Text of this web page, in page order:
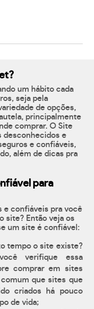
um hábito cada
seja pela
de opções,
principalmente
comprar. O Site
desconhecidos e
e confiáveis,
além de dicas pra
para
e confiáveis pra você
site? Então veja os
um site é confiável:
tempo o site existe?
verifique essa
comprar em sites
que sites que
criados há pouco
de vida;